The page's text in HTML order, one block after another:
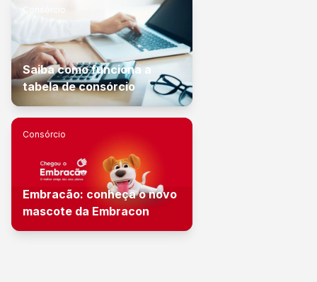
Saiba como funciona a
tabela de consórcio
Consórcio
Embracão: conheça o novo
mascote da Embracon